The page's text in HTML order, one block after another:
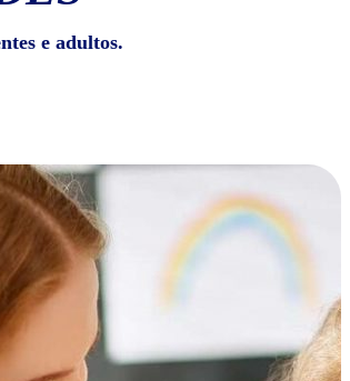
e adultos.